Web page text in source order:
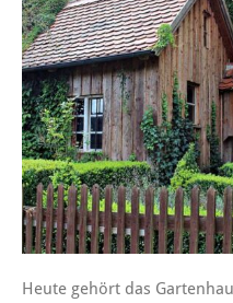
Heute gehört das